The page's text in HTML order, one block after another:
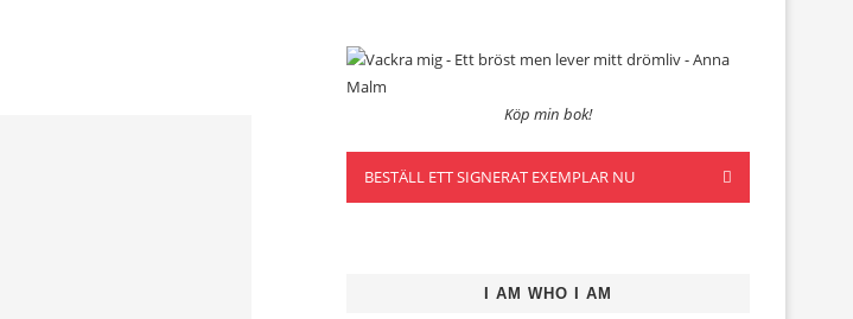
Köp min bok!
BESTÄLL ETT SIGNERAT EXEMPLAR NU
I AM WHO I AM